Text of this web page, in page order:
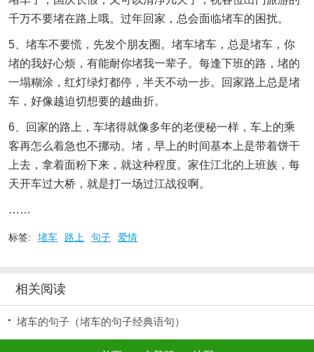
千万不要堵在路上哦。过年回家，总会面临堵车的困扰。
5、堵车不要慌，先发个朋友圈。堵车堵车，总是堵车，你
堵的我好心烦，有能耐你堵我一辈子。每逢下班的路，堵的
一塌糊涂，红灯绿灯都停，半天不动一步。回家路上总是堵
车，好像越迫切想要的越曲折。
6、回家的路上，车堵得就像多年的老便秘一样，车上的乘
客再怎么着急也不挪动。堵，早上的时间基本上是带着饼干
上去，拿着面粉下来，就这种程度。家住江北的上班族，每
天开车过大桥，就是打一场过江战役啊。
……
标签: 堵车 路上 句子 爱情
相关阅读
堵车的句子（堵车的句子经典语句）